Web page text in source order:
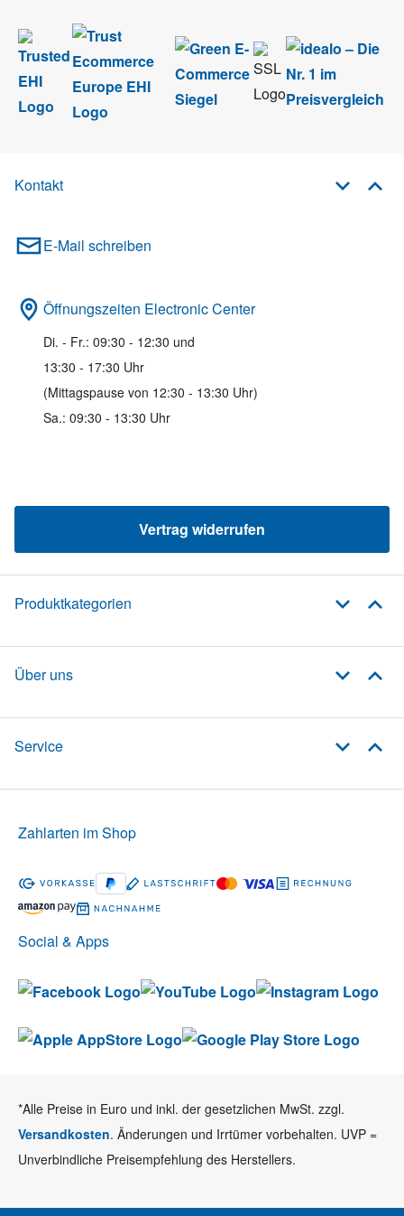
Kontakt
E-Mail schreiben
Öffnungszeiten Electronic Center
Di. - Fr.: 09:30 - 12:30 und
13:30 - 17:30 Uhr
(Mittagspause von 12:30 - 13:30 Uhr)
Sa.: 09:30 - 13:30 Uhr
Vertrag widerrufen
Produktkategorien
Über uns
Service
Social & Apps
Zahlarten im Shop
*Alle Preise in Euro und inkl. der gesetzlichen MwSt. zzgl.
Versandkosten. Änderungen und Irrtümer vorbehalten. UVP =
Unverbindliche Preisempfehlung des Herstellers.